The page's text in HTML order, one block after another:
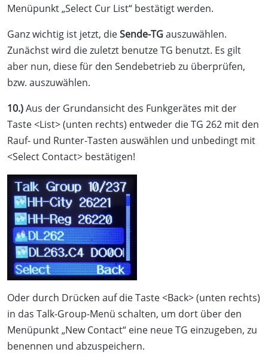
Menüpunkt „Select Cur List“ bestätigt werden.
Ganz wichtig ist jetzt, dieSende-TGauszuwählen.
Zunächst wird die zuletzt benutze TG benutzt. Es gilt
aber nun, diese für den Sendebetrieb zu überprüfen,
bzw. auszuwählen.
10.)Aus der Grundansicht des Funkgerätes mit der
Taste <List> (unten rechts) entweder die TG 262 mit den
Rauf- und Runter-Tasten auswählen und unbedingt mit
<Select Contact> bestätigen!
Oder durch Drücken auf die Taste <Back> (unten rechts)
in das Talk-Group-Menü schalten, um dort über den
Menüpunkt „New Contact“ eine neue TG einzugeben, zu
benennen und abzuspeichern.